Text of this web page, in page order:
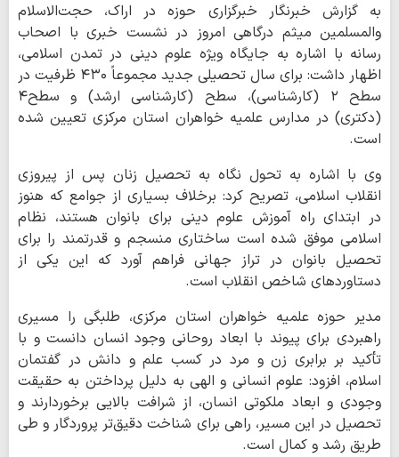
به گزارش خبرنگار خبرگزاری حوزه در اراک، حجت‌الاسلام
والمسلمین میثم درگاهی امروز در نشست خبری با اصحاب
رسانه با اشاره به جایگاه ویژه علوم دینی در تمدن اسلامی،
اظهار داشت: برای سال تحصیلی جدید مجموعاً ۴۳۰ ظرفیت در
سطح ۲ (کارشناسی)، سطح (کارشناسی ارشد) و سطح۴
(دکتری) در مدارس علمیه خواهران استان مرکزی تعیین شده
است.
وی با اشاره به تحول نگاه به تحصیل زنان پس از پیروزی
انقلاب اسلامی، تصریح کرد: برخلاف بسیاری از جوامع که هنوز
در ابتدای راه آموزش علوم دینی برای بانوان هستند، نظام
اسلامی موفق شده است ساختاری منسجم و قدرتمند را برای
تحصیل بانوان در تراز جهانی فراهم آورد که این یکی از
دستاوردهای شاخص انقلاب است.
مدیر حوزه علمیه خواهران استان مرکزی، طلبگی را مسیری
راهبردی برای پیوند با ابعاد روحانی وجود انسان دانست و با
تأکید بر برابری زن و مرد در کسب علم و دانش در گفتمان
اسلام، افزود: علوم انسانی و الهی به دلیل پرداختن به حقیقت
وجودی و ابعاد ملکوتی انسان، از شرافت بالایی برخوردارند و
تحصیل در این مسیر، راهی برای شناخت دقیق‌تر پروردگار و طی
طریق رشد و کمال است.